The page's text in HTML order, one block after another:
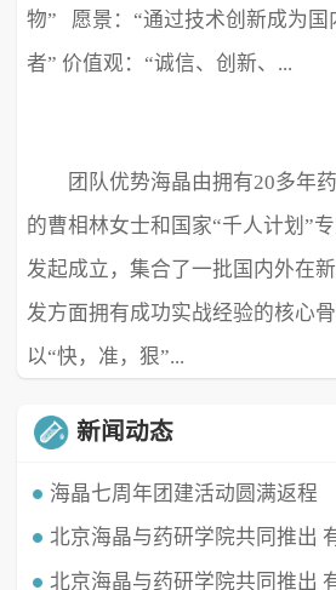
物” 愿景：“通过技术创新成为国
者” 价值观：“诚信、创新、...
极致、超越” ...
团队优势海晶由拥有20多年
的曹相林女士和国家“千人计划”
发起成立，集合了一批国内外在
发方面拥有成功实战经验的核心
以“快，准，狠”...
新闻动态
海晶七周年团建活动圆满返程
时光穿梭，白驹过隙，海晶已经七周岁啦！这七年我们携手同行，履践
北京海晶生物医药科技有限公司董事长兼总经理曹相林女士再次受邀做